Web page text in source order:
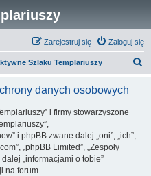
Zaloguj się
Zarejestruj się
Szlaku Templariuszy
danych osobowych
i firmy stowarzyszone
i phpBB zwane dalej „oni”, „ich”,
„phpBB Limited”, „Zespoły
„informacjami o tobie”
na forum.